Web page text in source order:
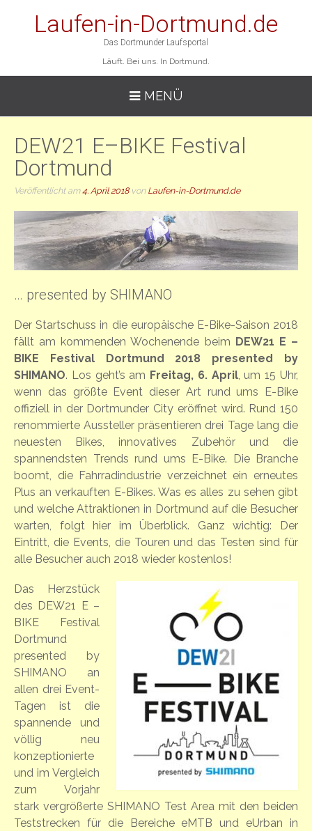
Laufen-in-Dortmund.de
Das Dortmunder Laufsportal
Läuft. Bei uns. In Dortmund.
MENÜ
DEW21 E–BIKE Festival
Dortmund
Veröffentlicht am4. April 2018von Laufen-in-Dortmund.de
… presented by SHIMANO
Der Startschuss in die europäische E-Bike-Saison 2018
fällt am kommenden Wochenende beim DEW21 E –
BIKE Festival Dortmund 2018 presented by
SHIMANO. Los geht’s am Freitag, 6. April, um 15 Uhr,
wenn das größte Event dieser Art rund ums E-Bike
offiziell in der Dortmunder City eröffnet wird. Rund 150
renommierte Aussteller präsentieren drei Tage lang die
neuesten Bikes, innovatives Zubehör und die
spannendsten Trends rund ums E-Bike. Die Branche
boomt, die Fahrradindustrie verzeichnet ein erneutes
Plus an verkauften E-Bikes. Was es alles zu sehen gibt
und welche Attraktionen in Dortmund auf die Besucher
warten, folgt hier im Überblick. Ganz wichtig: Der
Eintritt, die Events, die Touren und das Testen sind für
alle Besucher auch 2018 wieder kostenlos!
Das Herzstück
des DEW21 E –
BIKE Festival
Dortmund
presented by
SHIMANO an
allen drei Event-
Tagen ist die
spannende und
völlig neu
konzeptionierte
und im Vergleich
zum Vorjahr
stark vergrößerte SHIMANO Test Area mit den beiden
Teststrecken für die Bereiche eMTB und eUrban in